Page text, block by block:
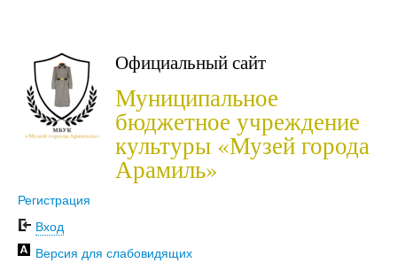
Официальный сайт
Муниципальное
бюджетное учреждение
культуры «Музей города
Арамиль»
Регистрация
Вход
Версия для слабовидящих